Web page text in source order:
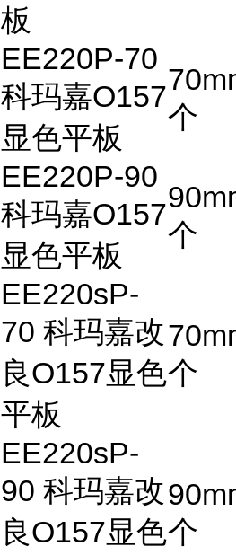
板
EE220P-70
科玛嘉O157
显色平板
个
EE220P-90
科玛嘉O157
显色平板
个
EE220sP-
70 科玛嘉改
良O157显色
平板
个
EE220sP-
90 科玛嘉改
良O157显色个